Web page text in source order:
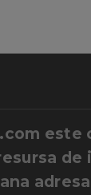
este
de